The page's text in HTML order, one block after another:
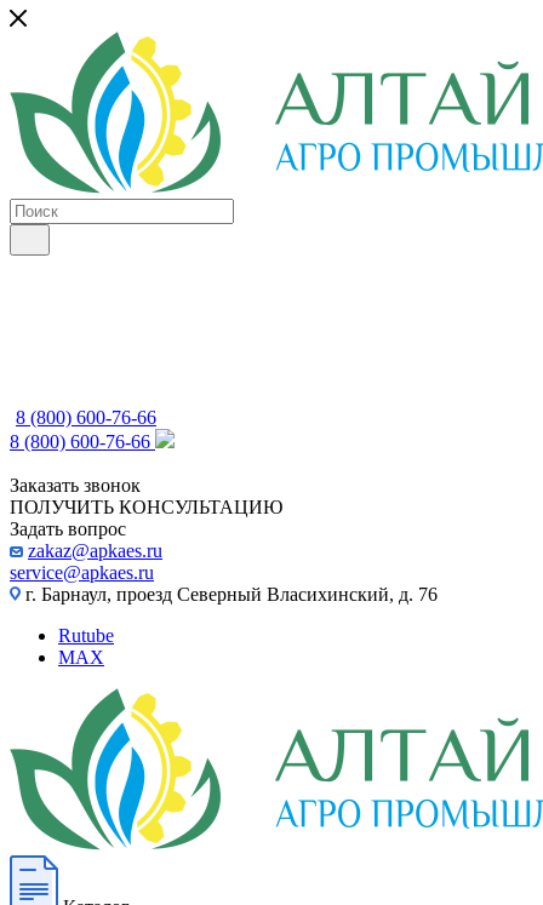
8 (800) 600-76-66
8 (800) 600-76-66
Заказать звонок
ПОЛУЧИТЬ КОНСУЛЬТАЦИЮ
Задать вопрос
zakaz@apkaes.ru
service@apkaes.ru
г. Барнаул, проезд Северный Власихинский, д. 76
Rutube
MAX